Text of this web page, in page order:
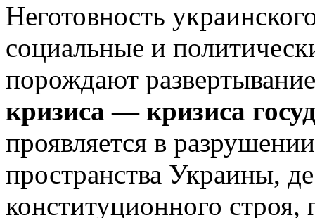
Неготовность
социальные и
порождают
кризиса — кризиса
проявляется в
пространства Украины,
конституционного строя,